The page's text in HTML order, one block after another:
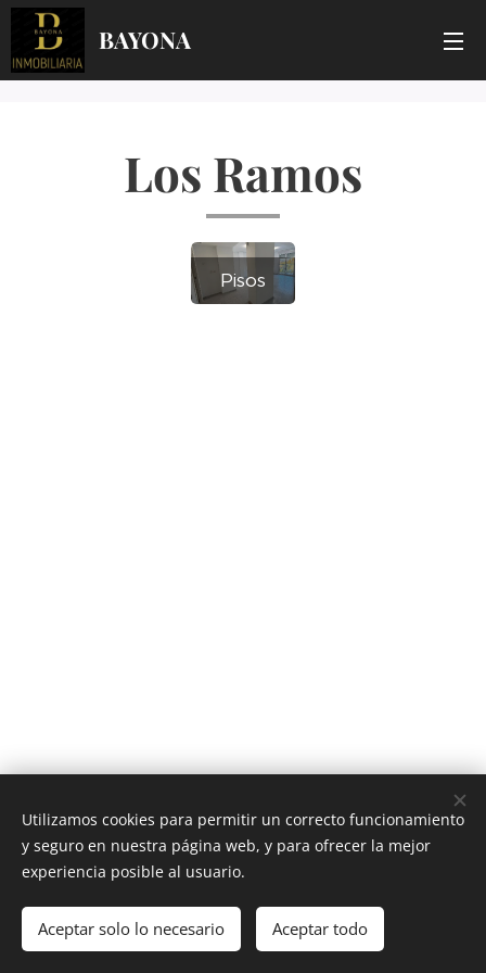
BAYONA
Los Ramos
Pisos
Cookies
Utilizamos cookies para permitir un correcto funcionamiento
y seguro en nuestra página web, y para ofrecer la mejor
experiencia posible al usuario.
Aceptar solo lo necesario Aceptar todo